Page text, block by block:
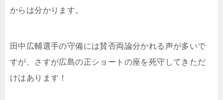
からは分かります。
田中広輔選手の守備には賛否両論分かれる声が多いで
すが、さすが広島の正ショートの座を死守してきただ
けはあります！